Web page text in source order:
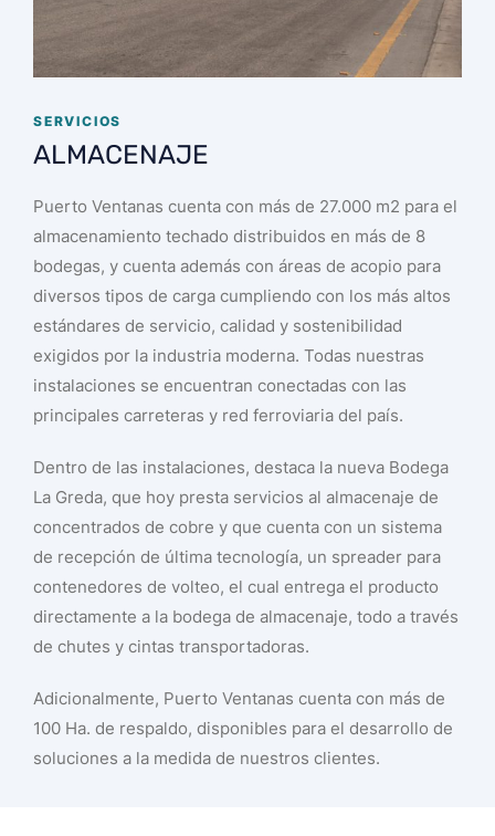
SERVICIOS
ALMACENAJE
Puerto Ventanas cuenta con más de 27.000 m2 para el
almacenamiento techado distribuidos en más de 8
bodegas, y cuenta además con áreas de acopio para
diversos tipos de carga cumpliendo con los más altos
estándares de servicio, calidad y sostenibilidad
exigidos por la industria moderna. Todas nuestras
instalaciones se encuentran conectadas con las
principales carreteras y red ferroviaria del país.
Dentro de las instalaciones, destaca la nueva Bodega
La Greda, que hoy presta servicios al almacenaje de
concentrados de cobre y que cuenta con un sistema
de recepción de última tecnología, un spreader para
contenedores de volteo, el cual entrega el producto
directamente a la bodega de almacenaje, todo a través
de chutes y cintas transportadoras.
Adicionalmente, Puerto Ventanas cuenta con más de
100 Ha. de respaldo, disponibles para el desarrollo de
soluciones a la medida de nuestros clientes.